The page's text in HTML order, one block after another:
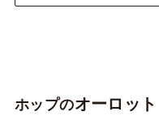
ホップのオーロット